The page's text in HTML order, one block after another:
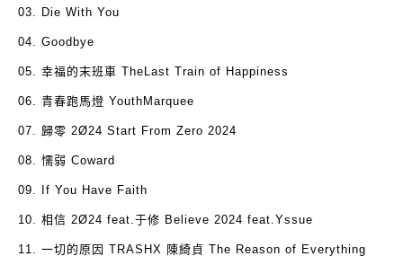
03. Die With You
04. Goodbye
05. 幸福的末班車 TheLast Train of Happiness
06. 青春跑馬燈 YouthMarquee
07. 歸零 2Ø24 Start From Zero 2024
08. 懦弱 Coward
09. If You Have Faith
10. 相信 2Ø24 feat.于修 Believe 2024 feat.Yssue
11. 一切的原因 TRASHX 陳綺貞 The Reason of Everything